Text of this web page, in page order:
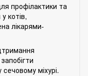
профілактики та
котів,
лікарями-
міхурі.